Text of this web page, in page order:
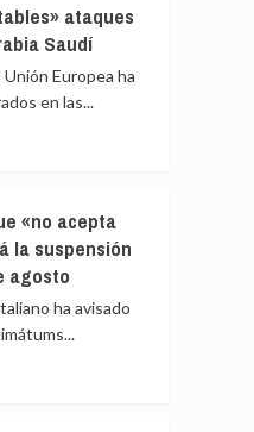
ataques
Saudí
Europea ha
en las...
«no acepta
la suspensión
agosto
ha avisado